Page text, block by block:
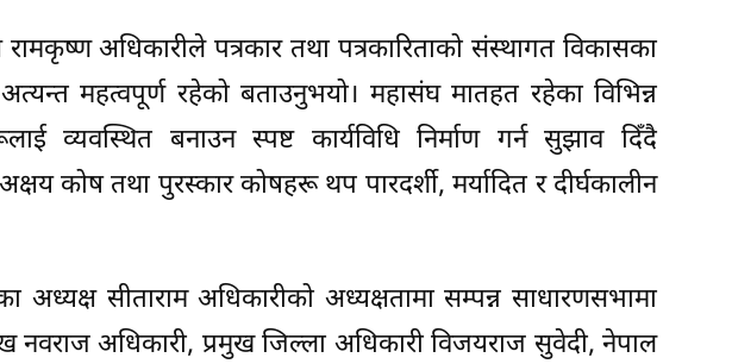
रामकृष्ण अधिकारीले पत्रकार तथा पत्रकारिताको संस्थागत विकासका
महत्वपूर्ण रहेको बताउनुभयो। महासंघ मातहत रहेका विभिन्न
व्यवस्थित बनाउन स्पष्ट कार्यविधि निर्माण गर्न सुझाव दिँदै
कोष तथा पुरस्कार कोषहरू थप पारदर्शी, मर्यादित र दीर्घकालीन
अध्यक्ष सीताराम अधिकारीको अध्यक्षतामा सम्पन्न साधारणसभामा
नवराज अधिकारी, प्रमुख जिल्ला अधिकारी विजयराज सुवेदी, नेपाल